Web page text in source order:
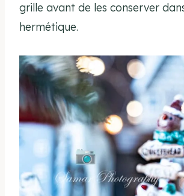
grille avant de les conserver
hermétique.